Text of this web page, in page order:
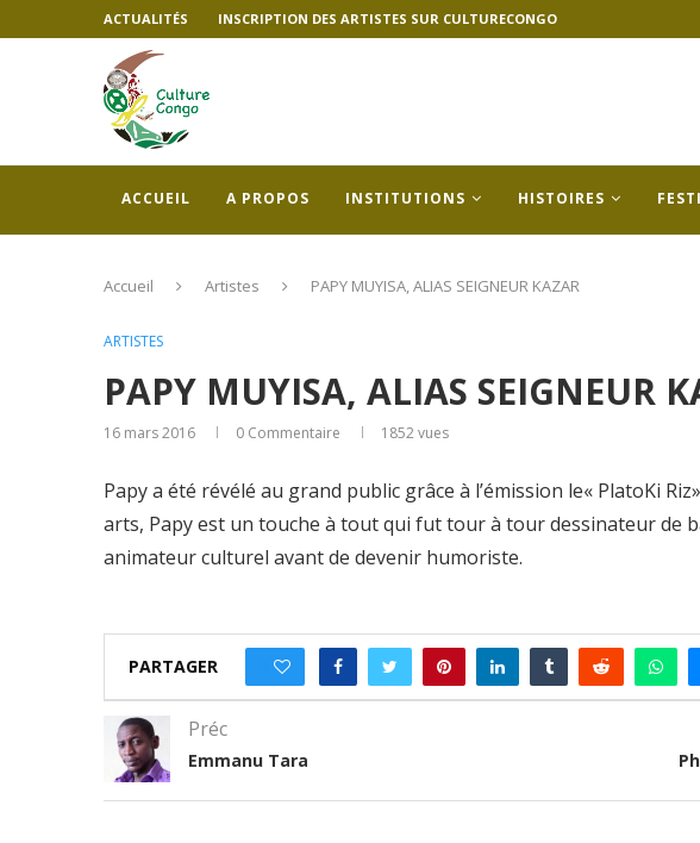
ACTUALITÉS INSCRIPTION DES ARTISTES SUR CULTURECONGO
ACCUEIL A PROPOS INSTITUTIONS HISTOIRES
Accueil Artistes PAPY MUYISA, ALIAS SEIGNEUR KAZAR
ARTISTES
PAPY MUYISA, ALIAS SEIGNEUR
16 mars 2016 0 Commentaire 1852vues
Papy a été révélé au grand public grâce à l’émission le« PlatoKi
arts, Papy est un touche à tout qui fut tour à tour dessinateur de
animateur culturel avant de devenir humoriste.
PARTAGER
Préc
Emmanu Tara